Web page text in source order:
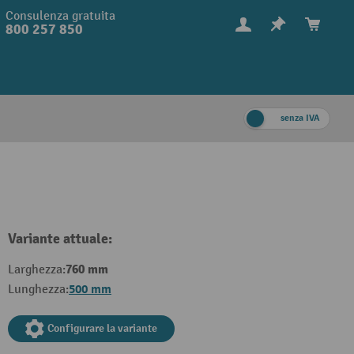
Consulenza gratuita
800 257 850
senza IVA
Variante attuale:
Larghezza:760 mm
Lunghezza:500 mm
Configurare la variante